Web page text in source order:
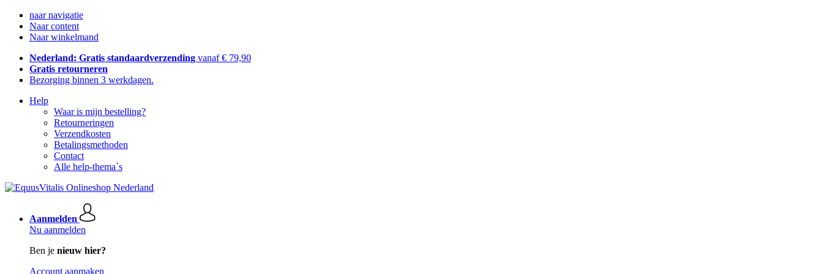
naar navigatie
Naar content
Naar winkelmand
Nederland: Gratis standaardverzending vanaf € 79,90
Gratis retourneren
Bezorging binnen 3 werkdagen.
Help
Waar is mijn bestelling?
Retourneringen
Verzendkosten
Betalingsmethoden
Contact
Alle help-thema`s
Aanmelden
Nu aanmelden
Ben je nieuw hier?
Account aanmaken